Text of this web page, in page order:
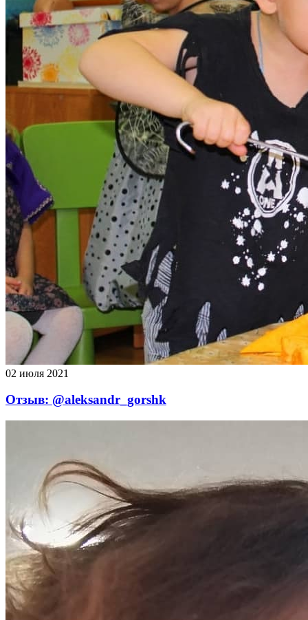
02 июля 2021
Отзыв: @aleksandr_gorshk